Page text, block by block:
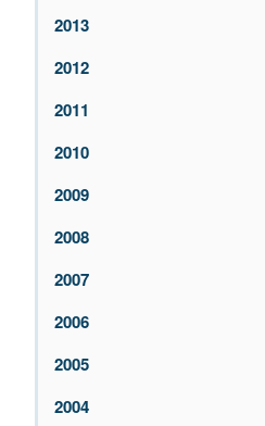
2013
2012
2011
2010
2009
2008
2007
2006
2005
2004